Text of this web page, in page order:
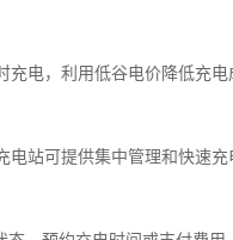
电，利用低谷电价降低充
站可提供集中管理和快速